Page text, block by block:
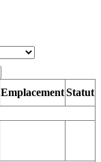
EmplacementStatut